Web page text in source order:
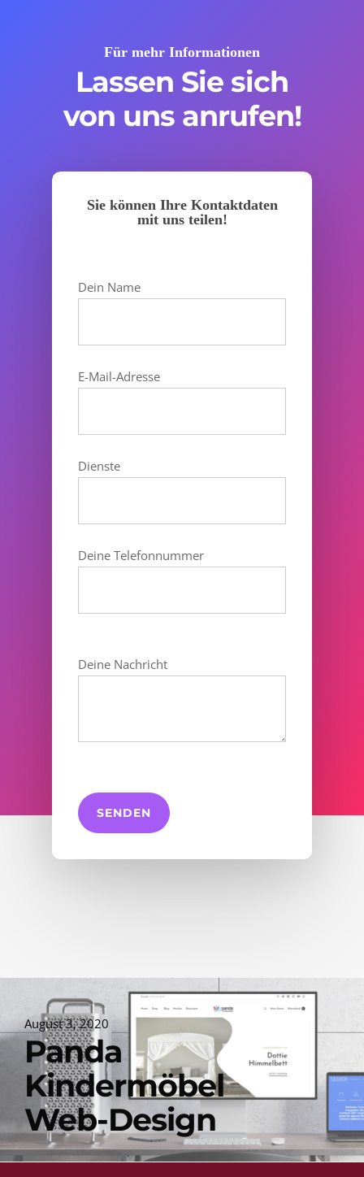
Für mehr Informationen
Lassen Sie sich
von uns anrufen!
Sie können Ihre Kontaktdaten
mit uns teilen!
Dein Name
E-Mail-Adresse
Dienste
Deine Telefonnummer
Deine Nachricht
August 3, 2020
Panda
Kindermöbel
Web-Design